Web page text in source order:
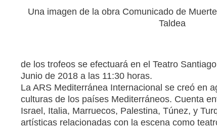
Una imagen de la obra Comunicado de
Taldea
de los trofeos se efectuará en el Teatro
Junio de 2018 a las 11:30 horas.
La ARS Mediterránea Internacional se creó en
culturas de los países Mediterráneos. Cuenta
Israel, Italia, Marruecos, Palestina, Túnez, y
artísticas relacionadas con la escena como